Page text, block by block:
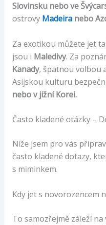
Slovinsku nebo ve
ostrovy Madeiranebo
Za exotikou můžete jet
jsou i Maledivy. Za
Kanady, špatnou volbou
Asijskou kulturu
nebo v jižní Korei.
Často kladené otázky –
Níže jsem pro vás
často kladené dotazy,
s miminkem.
Kdy jet s novorozencem
To samozřejmě záleží